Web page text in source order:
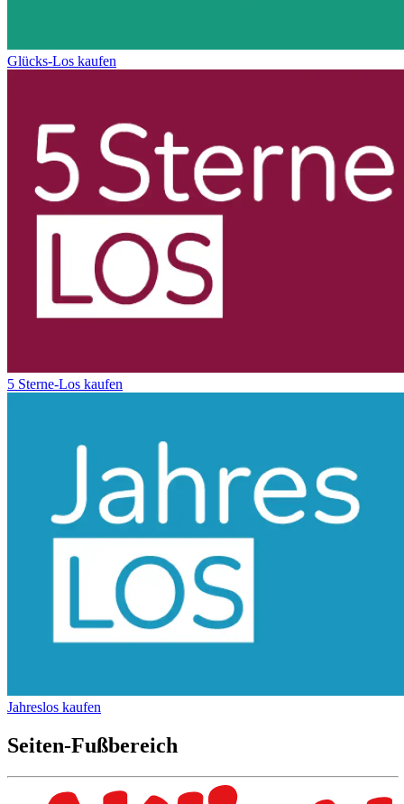
Glücks-Los kaufen
5 Sterne-Los kaufen
Jahreslos kaufen
Seiten-Fußbereich